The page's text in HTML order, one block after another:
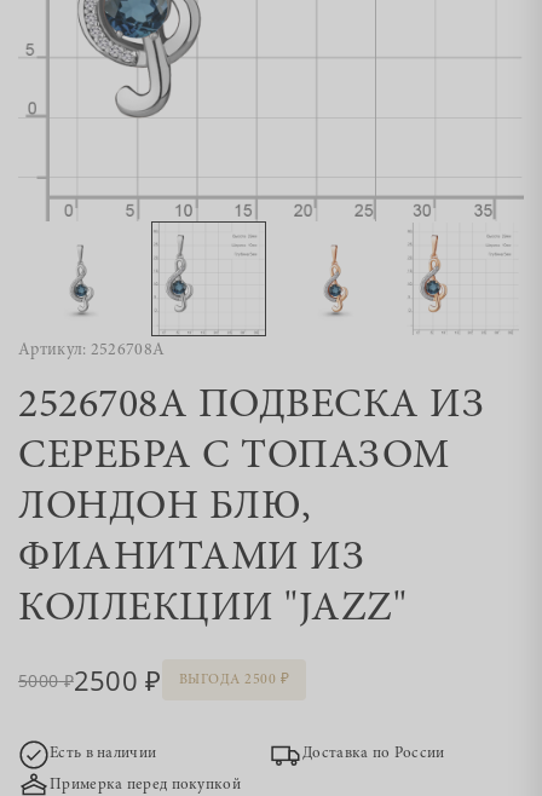
Артикул: 2526708А
2526708А ПОДВЕСКА ИЗ
СЕРЕБРА С ТОПАЗОМ
ЛОНДОН БЛЮ,
ФИАНИТАМИ ИЗ
КОЛЛЕКЦИИ "JAZZ"
5000 2500 ВЫГОДА 2500
Есть в наличии
Доставка по России
Примерка перед покупкой